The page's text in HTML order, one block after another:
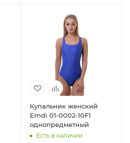
Купальник женский
Emdi 01-0002-10F1
однопредметный
Есть в наличии